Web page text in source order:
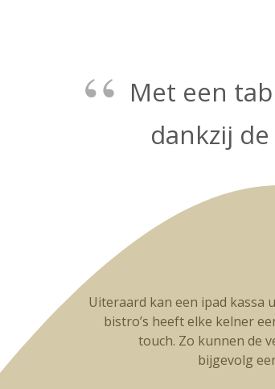
Met een
dankzij
Uiteraard kan een ipad kassa
bistro’s heeft elke kelner
touch. Zo kunnen de
bijgevolg